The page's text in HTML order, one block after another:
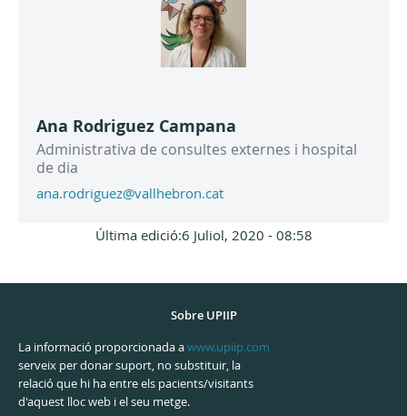
Ana Rodriguez Campana
Administrativa de consultes externes i hospital
de dia
ana.rodriguez@vallhebron.cat
Última edició:6 Juliol, 2020 - 08:58
Sobre UPIIP
La informació proporcionada awww.upiip.com
serveix per donar suport, no substituir, la
relació que hi ha entre els pacients/visitants
d'aquest lloc web i el seu metge.